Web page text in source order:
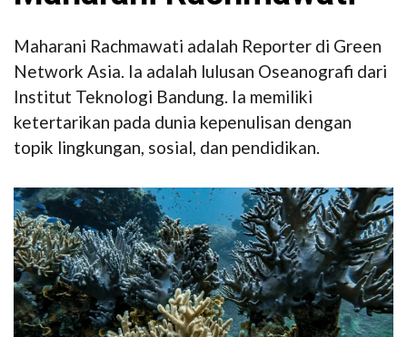
Maharani Rachmawati adalah Reporter di Green
Network Asia. Ia adalah lulusan Oseanografi dari
Institut Teknologi Bandung. Ia memiliki
ketertarikan pada dunia kepenulisan dengan
topik lingkungan, sosial, dan pendidikan.